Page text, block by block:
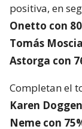
positiva, en
Onetto con
Tomás
Astorga con
Completan el
Karen
Neme con